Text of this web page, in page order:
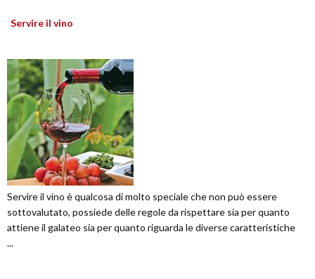
Servire il vino
Servire il vino è qualcosa di molto speciale che non può essere
sottovalutato, possiede delle regole da rispettare sia per quanto
attiene il galateo sia per quanto riguarda le diverse caratteristiche
...